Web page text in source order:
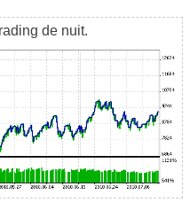
de nuit.